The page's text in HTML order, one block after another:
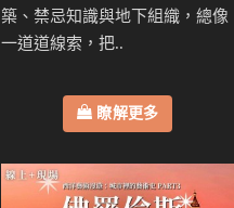
築、禁忌知識與地下組織，總像
一道道線索，把..
瞭解更多